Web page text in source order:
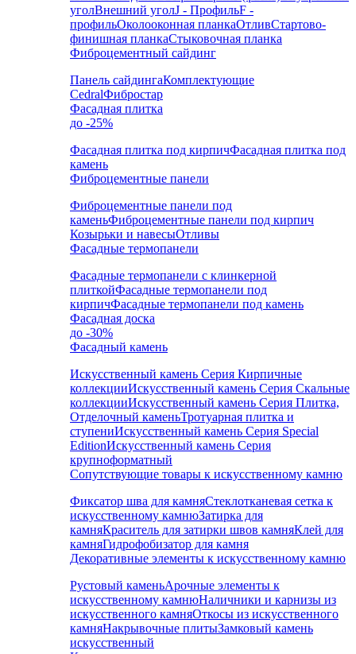
уголВнешний уголJ - ПрофильF -
профильОколооконная планкаОтливСтартово-
финишная планкаСтыковочная планка
Фиброцементный сайдинг
Панель сайдингаКомплектующие
CedralФибростар
Фасадная плитка
до -25%
Фасадная плитка под кирпичФасадная плитка под
камень
Фиброцементные панели
Фиброцементные панели под
каменьФиброцементные панели под кирпич
Козырьки и навесыОтливы
Фасадные термопанели
Фасадные термопанели с клинкерной
плиткойФасадные термопанели под
кирпичФасадные термопанели под камень
Фасадная доска
до -30%
Фасадный камень
Искусственный камень Серия Кирпичные
коллекцииИскусственный камень Серия Скальные
коллекцииИскусственный камень Серия Плитка,
Отделочный каменьТротуарная плитка и
ступениИскусственный камень Серия Special
EditionИскусственный камень Серия
крупноформатный
Сопутствующие товары к искусственному камню
Фиксатор шва для камняСтеклотканевая сетка к
искусственному камнюЗатирка для
камняКраситель для затирки швов камняКлей для
камняГидрофобизатор для камня
Декоративные элементы к искусственному камню
Рустовый каменьАрочные элементы к
искусственному камнюНаличники и карнизы из
искусственного камняОткосы из искусственного
камняНакрывочные плитыЗамковый камень
искусственный